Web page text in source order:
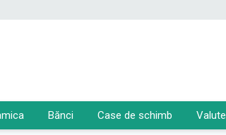
Bănci Case de schimb Valute